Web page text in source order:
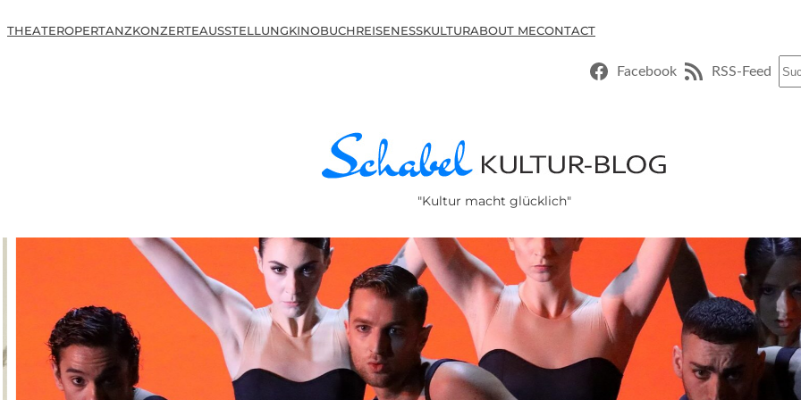
THEATEROPERTANZKONZERTEAUSSTELLUNGKINOBUCHREISENESSKULTURABOUT MECONTACT
Facebook RSS-Feed
"Kultur macht glücklich"